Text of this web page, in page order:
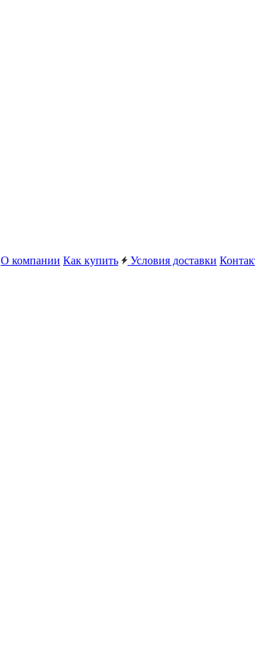
О компании Как купить Условия доставки